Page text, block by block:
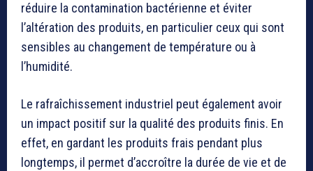
réduire la contamination bactérienne et éviter
l’altération des produits, en particulier ceux qui sont
sensibles au changement de température ou à
l’humidité.
Le rafraîchissement industriel peut également avoir
un impact positif sur la qualité des produits finis. En
effet, en gardant les produits frais pendant plus
longtemps, il permet d’accroître la durée de vie et de